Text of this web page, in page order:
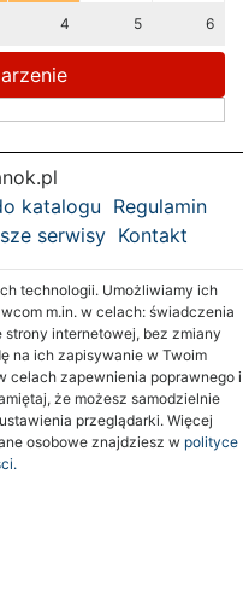
4 5 6
katalogu Regulamin
serwisy Kontakt
technologii. Umożliwiamy ich
m.in. w celach: świadczenia
strony internetowej, bez zmiany
na ich zapisywanie w Twoim
celach zapewnienia poprawnego i
że możesz samodzielnie
przeglądarki. Więcej
osobowe znajdziesz w polityce